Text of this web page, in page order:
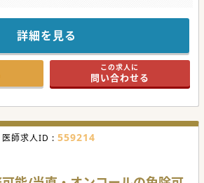
実を目指し、内科全般や専門分野に精
います。
要増加に伴い、訪問診療に積極的に取
ています。
のコミュニケーションを大切にし、チ
る人材を求めています。
情報】
関です。
内科、循環器内科、神経内科を中心
ています。
めとする急性期病院や多くの専門医療
を構築しています。
、予防医療から在宅医療まで、患者さ
詳細を見る
この求人に
問い合わせる
医師求人ID : 559214